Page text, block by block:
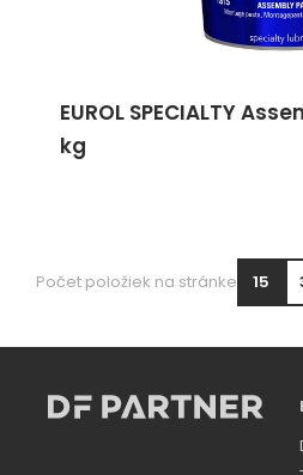
EUROL SPECIALTY
kg
Počet položiek na stránke 15